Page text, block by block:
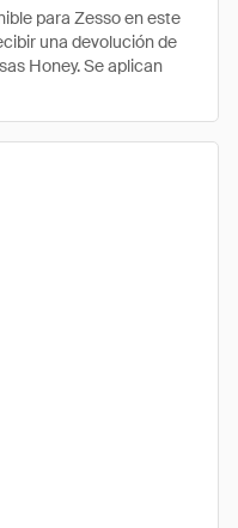
para Zesso en este
una devolución de
Honey. Se aplican